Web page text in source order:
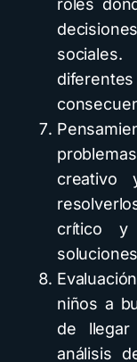
roles
crítico y
niños a
de llegar
análisis